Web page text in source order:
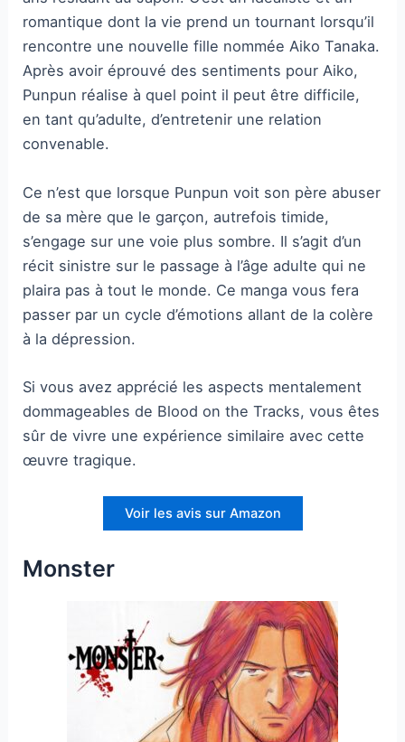
romantique dont la vie prend un tournant lorsqu’il
rencontre une nouvelle fille nommée Aiko Tanaka.
Après avoir éprouvé des sentiments pour Aiko,
Punpun réalise à quel point il peut être difficile,
en tant qu’adulte, d’entretenir une relation
convenable.
Ce n’est que lorsque Punpun voit son père abuser
de sa mère que le garçon, autrefois timide,
s’engage sur une voie plus sombre. Il s’agit d’un
récit sinistre sur le passage à l’âge adulte qui ne
plaira pas à tout le monde. Ce manga vous fera
passer par un cycle d’émotions allant de la colère
à la dépression.
Si vous avez apprécié les aspects mentalement
dommageables de Blood on the Tracks, vous êtes
sûr de vivre une expérience similaire avec cette
œuvre tragique.
Voir les avis sur Amazon
Monster